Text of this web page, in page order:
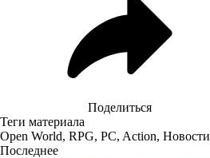
Поделиться
Теги материала
Open World, RPG, PC, Action, Новости
Последнее